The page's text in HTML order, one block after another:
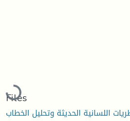
Loading...
Files